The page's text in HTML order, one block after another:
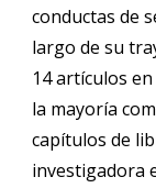
conductas de
largo de su
14 artículos
la mayoría
capítulos de
investigadora